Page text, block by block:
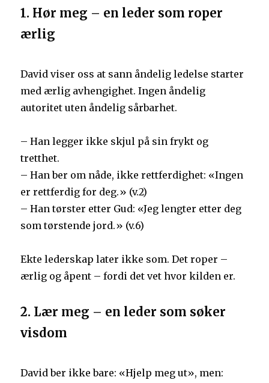
1. Hør meg – en leder som roper
ærlig
David viser oss at sann åndelig ledelse starter
med ærlig avhengighet. Ingen åndelig
autoritet uten åndelig sårbarhet.
– Han legger ikke skjul på sin frykt og
tretthet.
– Han ber om nåde, ikke rettferdighet: «Ingen
er rettferdig for deg.» (v.2)
– Han tørster etter Gud: «Jeg lengter etter deg
som tørstende jord.» (v.6)
Ekte lederskap later ikke som. Det roper –
ærlig og åpent – fordi det vet hvor kilden er.
2. Lær meg – en leder som søker
visdom
David ber ikke bare: «Hjelp meg ut», men: